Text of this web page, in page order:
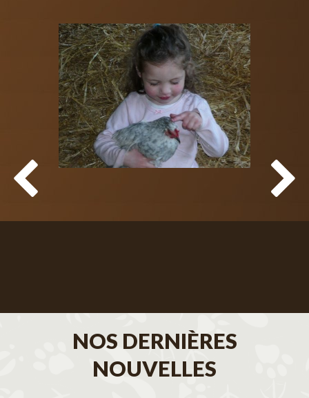
NOS DERNIÈRES
NOUVELLES